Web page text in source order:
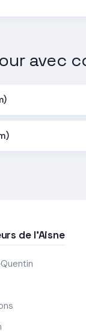
avec
de l'Aisne